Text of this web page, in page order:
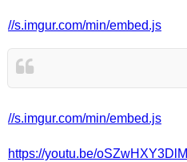
//s.imgur.com/min/embed.js
//s.imgur.com/min/embed.js
https://youtu.be/oSZwHXY3DlM